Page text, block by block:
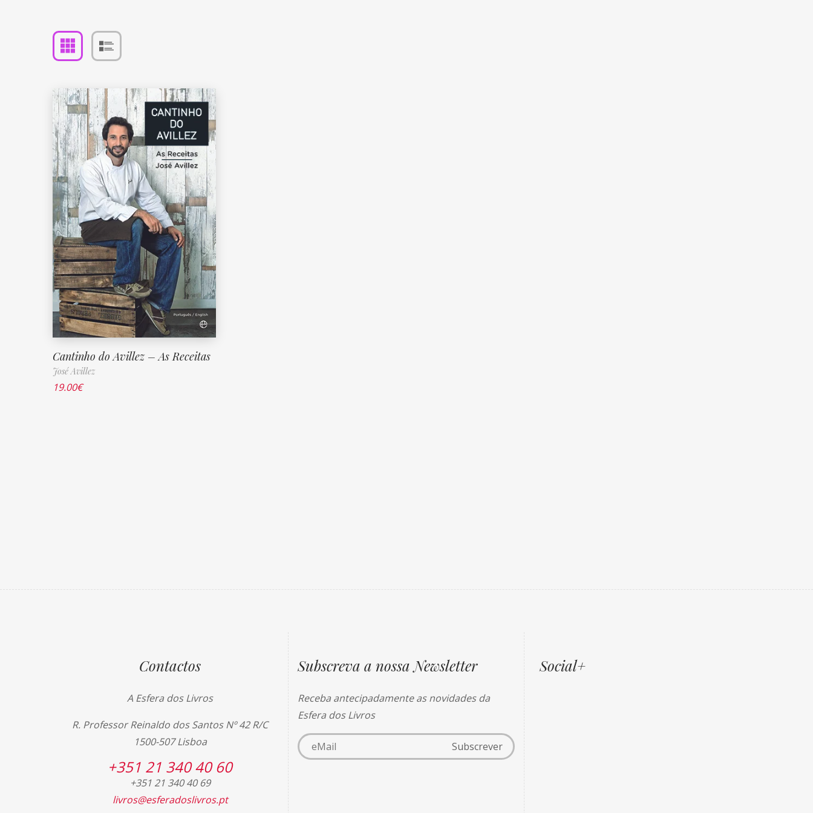
Cantinho do Avillez – As Receitas
José Avillez
19.00€
Contactos
A Esfera dos Livros
R. Professor Reinaldo dos Santos Nº 42 R/C
1500-507 Lisboa
+351 21 340 40 60
+351 21 340 40 69
livros@esferadoslivros.pt
Subscreva a nossa Newsletter
Receba antecipadamente as novidades da
Esfera dos Livros
Social+